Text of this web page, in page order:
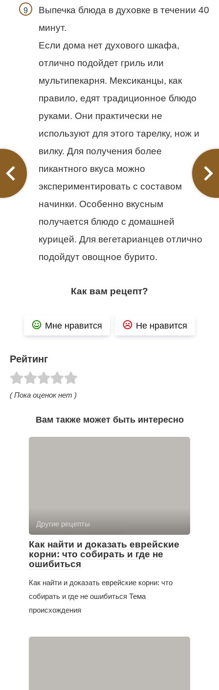
Выпечка блюда в духовке в течении 40
минут.
Если дома нет духового шкафа,
отлично подойдет гриль или
мультипекарня. Мексиканцы, как
правило, едят традиционное блюдо
руками. Они практически не
используют для этого тарелку, нож и
вилку. Для получения более
пикантного вкуса можно
экспериментировать с составом
начинки. Особенно вкусным
получается блюдо с домашней
курицей. Для вегетарианцев отлично
подойдут овощное бурито.
Как вам рецепт?
Мне нравится Не нравится
Рейтинг
( Пока оценок нет )
Вам также может быть интересно
Другие рецепты
Как найти и доказать еврейские
корни: что собирать и где не
ошибиться
Как найти и доказать еврейские корни: что
собирать и где не ошибиться Тема
происхождения